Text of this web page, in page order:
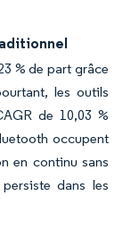
% de part grâce
les outils
de 10,03 %
occupent
en continu sans
dans les